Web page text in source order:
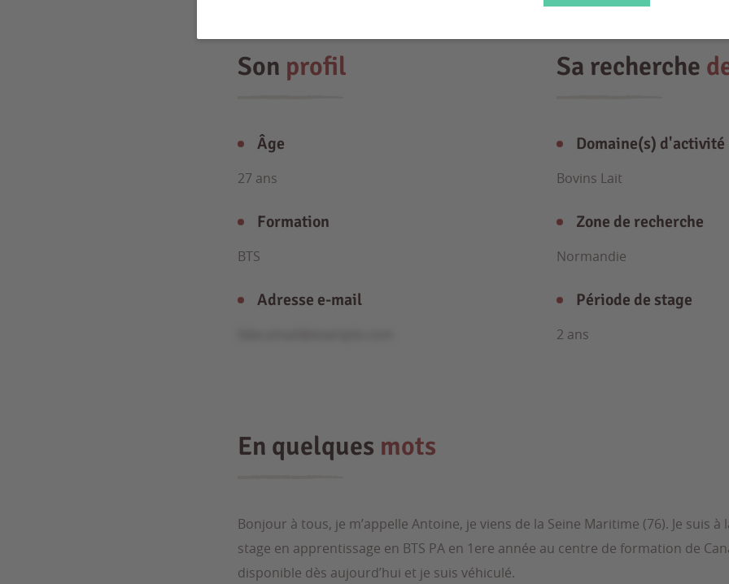
Son profil
Âge
27 ans
Formation
BTS
Adresse e-mail
Sa recherche
Domaine(s) d'activité
Bovins Lait
Zone de recherche
Normandie
Période de stage
2 ans
En quelques mots
Bonjour à tous, je m’appelle Antoine, je viens de la Seine Maritime (76). Je suis à
stage en apprentissage en BTS PA en 1ere année au centre de formation de
disponible dès aujourd’hui et je suis véhiculé.